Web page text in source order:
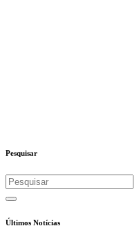
Pesquisar
Últimos Notícias